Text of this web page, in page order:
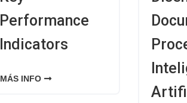
Performance
Indicators
MÁS INFO